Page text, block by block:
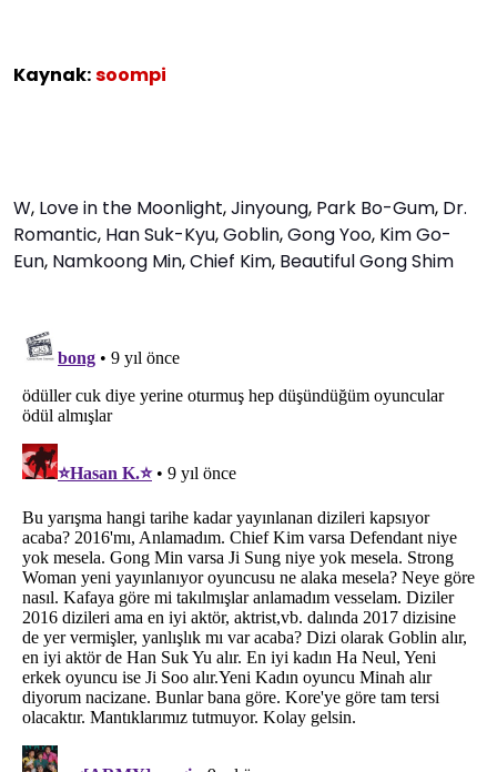
Kaynak:soompi
W, Love in the Moonlight,Jinyoung, Park Bo-Gum, Dr.
Romantic, Han Suk-Kyu,Goblin,Gong Yoo, Kim Go-
Eun, Namkoong Min,Chief Kim, Beautiful Gong Shim